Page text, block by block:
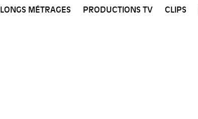
LONGS MÉTRAGES PRODUCTIONS TV CLIPS